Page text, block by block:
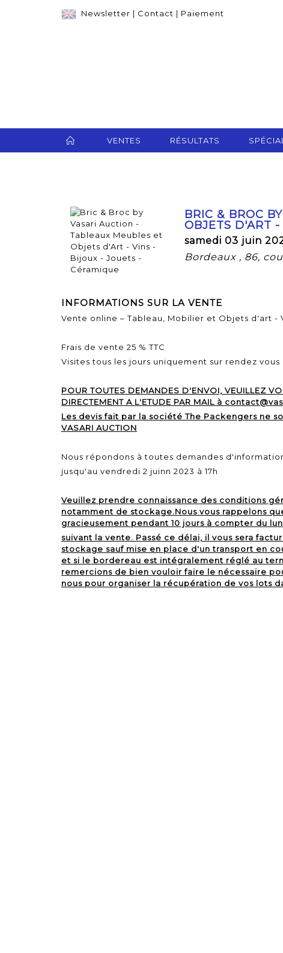
Newsletter | Contact | Paiement
VENTES RÉSULTATS
BRIC & BROC
OBJETS D'ART
samedi 03 juin
Bordeaux , 86,
INFORMATIONS SUR LA VENTE
Vente online – Tableau, Mobilier et Objets d'art -
Frais de vente 25 % TTC
Visites tous les jours uniquement sur rendez vous
POUR TOUTES DEMANDES D'ENVOI, VEUILLEZ
DIRECTEMENT A L'ETUDE PAR MAIL à
Les devis fait par la société The Packengers ne
VASARI AUCTION
Nous répondons à toutes demandes
jusqu'au vendredi 2 juinn 2023 à 17h
Veuillez prendre connaissance des conditions
notamment de stockage.Nous vous rappelons
gracieusement pendant 10 jours à compter du
suivant la vente. Passé ce délai, il vous sera
stockage sauf mise en place d'un transport en
et si le bordereau est intégralement réglé au
remercions de bien vouloir faire le nécessaire
nous pour organiser la récupération de vos lots